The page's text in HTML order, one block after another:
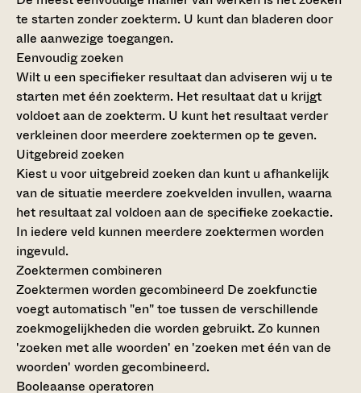
te starten zonder zoekterm. U kunt dan bladeren door
alle aanwezige toegangen.
Eenvoudig zoeken
Wilt u een specifieker resultaat dan adviseren wij u te
starten met één zoekterm. Het resultaat dat u krijgt
voldoet aan de zoekterm. U kunt het resultaat verder
verkleinen door meerdere zoektermen op te geven.
Uitgebreid zoeken
Kiest u voor uitgebreid zoeken dan kunt u afhankelijk
van de situatie meerdere zoekvelden invullen, waarna
het resultaat zal voldoen aan de specifieke zoekactie.
In iedere veld kunnen meerdere zoektermen worden
ingevuld.
Zoektermen combineren
Zoektermen worden gecombineerd De zoekfunctie
voegt automatisch "en" toe tussen de verschillende
zoekmogelijkheden die worden gebruikt. Zo kunnen
'zoeken met alle woorden' en 'zoeken met één van de
woorden' worden gecombineerd.
Booleaanse operatoren